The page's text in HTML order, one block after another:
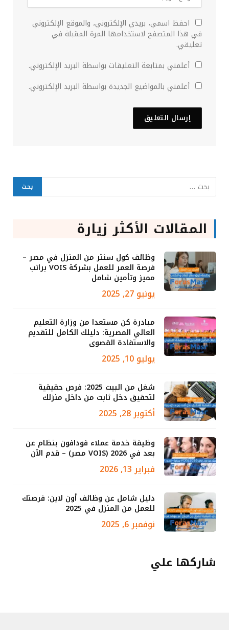
احفظ اسمي، بريدي الإلكتروني، والموقع الإلكتروني
في هذا المتصفح لاستخدامها المرة المقبلة في
تعليقي.
أعلمني بمتابعة التعليقات بواسطة البريد الإلكتروني.
أعلمني بالمواضيع الجديدة بواسطة البريد الإلكتروني.
المقالات الأكثر زيارة
وظائف كول سنتر من المنزل في مصر –
فرصة العمر للعمل بشركة VOIS براتب
مميز وتأمين شامل
يونيو 27, 2025
مبادرة كن مستعدا من وزارة التعليم
العالي المصرية: دليلك الكامل للتقديم
والاستفادة القصوى
يوليو 10, 2025
شغل من البيت 2025: فرص حقيقية
لتحقيق دخل ثابت من داخل منزلك
أكتوبر 28, 2025
وظيفة خدمة عملاء فودافون بنظام عن
بعد في 2026 (VOIS مصر) – قدم الآن
فبراير 13, 2026
دليل شامل عن وظائف أون لاين: فرصتك
للعمل من المنزل في 2025
نوفمبر 6, 2025
شاركها علي